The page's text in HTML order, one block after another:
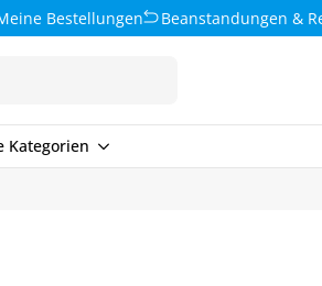
Bestellungen Beanstandungen &
Kategorien